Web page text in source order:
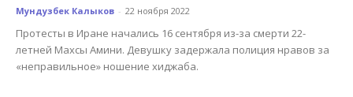
Мундузбек Калыков - 22 ноября 2022
Протесты в Иране начались 16 сентября из-за смерти 22-
летней Махсы Амини. Девушку задержала полиция нравов за
«неправильное» ношение хиджаба.